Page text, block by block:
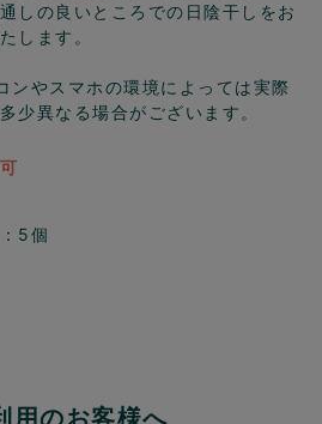
しの良いところでの日陰干しをお
します。
ンやスマホの環境によっては実際
少異なる場合がございます。
5個